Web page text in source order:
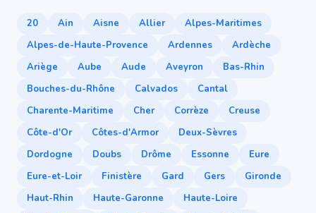
20 Ain Aisne Allier
Alpes-Maritimes
Alpes-de-Haute-Provence
Ardennes
Ardèche
Ariège
Aube Aude Aveyron
Bas-Rhin
Bouches-du-Rhône
Calvados
Cantal
Charente-Maritime
Cher Corrèze
Creuse
Côte-d'Or
Côtes-d'Armor
Deux-Sèvres
Dordogne
Doubs Drôme Essonne
Eure
Eure-et-Loir
Finistère Gard Gers
Gironde
Haut-Rhin
Haute-Garonne
Haute-Loire